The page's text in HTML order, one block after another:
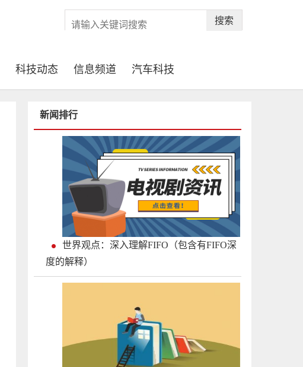
搜索
科技动态 信息频道 汽车科技
新闻排行
世界观点：深入理解FIFO（包含有FIFO深
度的解释）